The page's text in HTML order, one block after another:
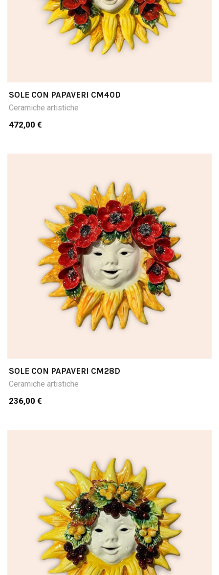
SOLE CON PAPAVERI CM40D
Ceramiche artistiche
472,00 €
SOLE CON PAPAVERI CM28D
Ceramiche artistiche
236,00 €